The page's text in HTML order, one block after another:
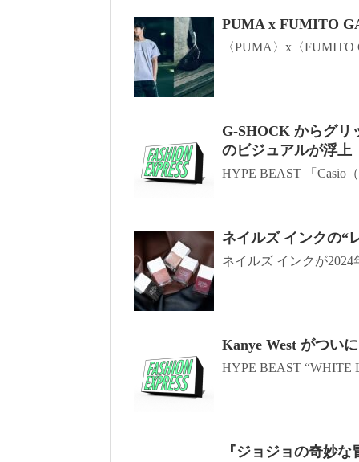
PUMA x FUMITO
〈PUMA〉x〈
G-SHOCK からグリ
のビジュアルが浮上
HYPE BEAST 「Casio
ネイルズ インクの“
ネイルズ インクが
Kanye West がつい
HYPE BEAST “WHITE
『ジョジョの奇妙